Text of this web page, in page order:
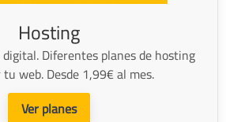
Hosting
Diferentes planes de hosting
web. Desde 1,99€ al mes.
Ver planes